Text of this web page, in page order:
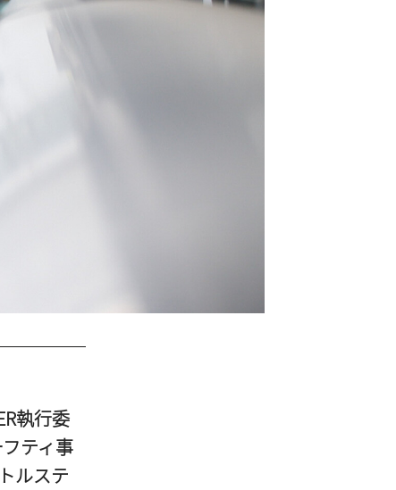
執行委
ティ事
ルステ